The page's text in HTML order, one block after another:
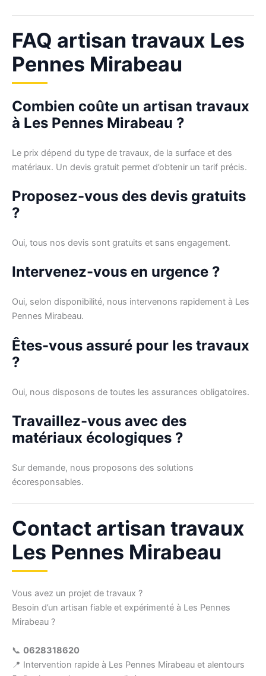
FAQ artisan travaux Les
Pennes Mirabeau
Combien coûte un artisan travaux
à Les Pennes Mirabeau ?
Le prix dépend du type de travaux, de la surface et des
matériaux. Un devis gratuit permet d’obtenir un tarif précis.
Proposez-vous des devis gratuits
?
Oui, tous nos devis sont gratuits et sans engagement.
Intervenez-vous en urgence ?
Oui, selon disponibilité, nous intervenons rapidement à Les
Pennes Mirabeau.
Êtes-vous assuré pour les travaux
?
Oui, nous disposons de toutes les assurances obligatoires.
Travaillez-vous avec des
matériaux écologiques ?
Sur demande, nous proposons des solutions
écoresponsables.
Contact artisan travaux
Les Pennes Mirabeau
Vous avez un projet de travaux ?
Besoin d’un artisan fiable et expérimenté à Les Pennes
Mirabeau ?
📞 0628318620
📍 Intervention rapide à Les Pennes Mirabeau et alentours